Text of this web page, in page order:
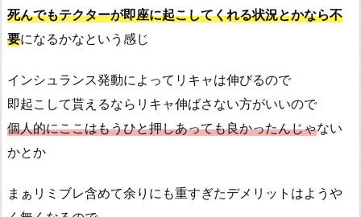
死んでもテクターが即座に起こしてくれる状況とかなら不
要になるかなという感じ
インシュランス発動によってリキャは伸びるので
即起こして貰えるならリキャ伸ばさない方がいいので
個人的にここはもうひと押しあっても良かったんじゃない
かとか
まぁリミブレ含めて余りにも重すぎたデメリットはようや